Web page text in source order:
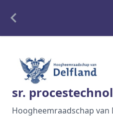
Freelance
Detachering
sr.
Hoogheemraadschap van